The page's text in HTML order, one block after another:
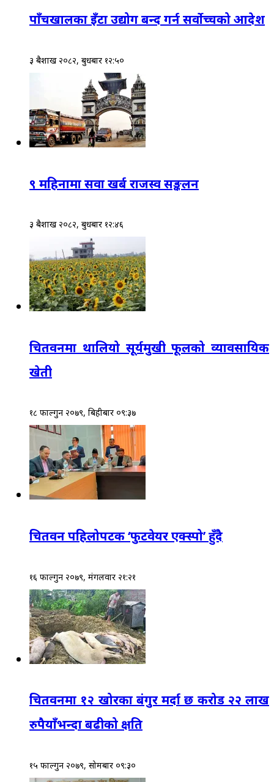
पाँचखालका इँटा उद्योग बन्द गर्न सर्वोच्चको आदेश
३ बैशाख २०८२, बुधबार १२:५०
९ महिनामा सवा खर्ब राजस्व सङ्कलन
३ बैशाख २०८२, बुधबार १२:४६
चितवनमा थालियो सूर्यमुखी फूलको व्यावसायिक
खेती
१८ फाल्गुन २०७९, बिहीबार ०९:३७
चितवन पहिलोपटक ‘फुटवेयर एक्स्पो’ हुँदै
१६ फाल्गुन २०७९, मंगलवार २१:२१
चितवनमा १२ खोरका बंगुर मर्दा छ करोड २२ लाख
रुपैयाँभन्दा बढीको क्षति
१५ फाल्गुन २०७९, सोमबार ०९:३०